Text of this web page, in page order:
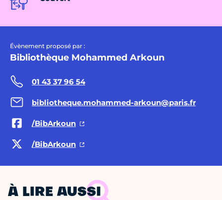
Évènement proposé par :
Bibliothèque Mohammed Arkoun
01 43 37 96 54
bibliotheque.mohammed-arkoun@paris.fr
/BibArkoun
/BibArkoun
À LIRE AUSSI